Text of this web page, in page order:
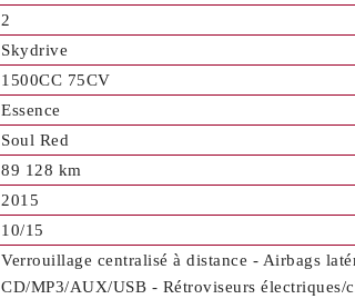
2
Skydrive
1500CC 75CV
Essence
Soul Red
89 128 km
2015
10/15
Verrouillage centralisé à distance - Airbags
CD/MP3/AUX/USB - Rétroviseurs